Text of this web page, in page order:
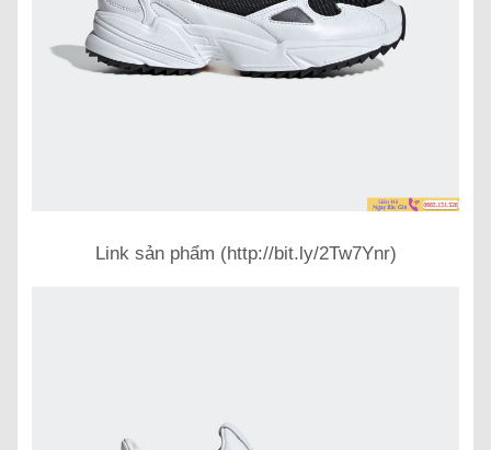
Link sản phẩm (http://bit.ly/2Tw7Ynr)